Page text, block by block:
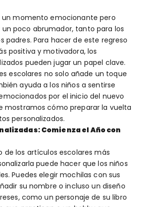
un momento emocionante pero
poco abrumador, tanto para los
padres. Para hacer de este regreso
positiva y motivadora, los
pueden jugar un papel clave.
escolares no solo añade un toque
ayuda a los niños a sentirse
por el inicio del nuevo
mostramos cómo preparar la vuelta
personalizados.
Comienza el Año con
de los artículos escolares más
puede hacer que los niños
Puedes elegir mochilas con sus
su nombre o incluso un diseño
como un personaje de su libro